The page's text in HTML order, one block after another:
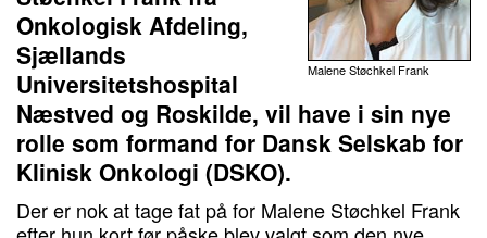
Malene Støchkel Frank
Onkologisk Afdeling,
Sjællands
Universitetshospital
Næstved og Roskilde, vil have i sin nye
rolle som formand for Dansk Selskab for
Klinisk Onkologi (DSKO).
Der er nok at tage fat på for Malene Støchkel Frank